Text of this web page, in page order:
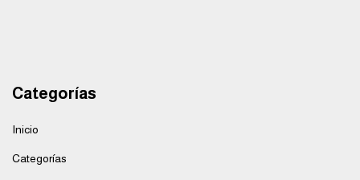
Categorías
Inicio
Categorías